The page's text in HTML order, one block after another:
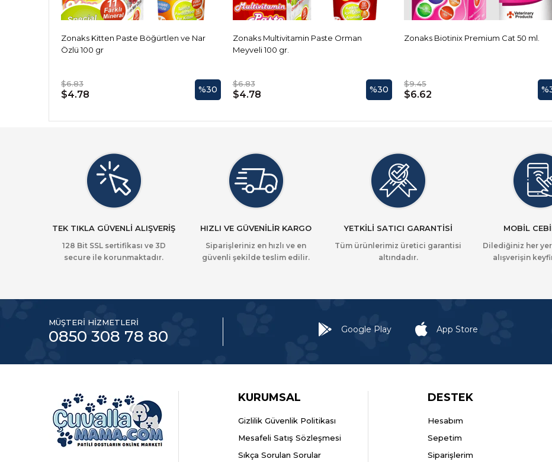
Zonaks Kitten Paste Böğürtlen ve Nar
Özlü 100 gr
$6.83
$4.78 %30
Zonaks Multivitamin Paste Orman
Meyveli 100 gr.
$6.83
$4.78 %30
Zonaks Biotinix Premium Cat 50 ml.
$9.45
$6.62
TEK TIKLA GÜVENLİ ALIŞVERİŞ
128 Bit SSL sertifikası ve 3D
secure ile korunmaktadır.
HIZLI VE GÜVENİLİR KARGO
Siparişleriniz en hızlı ve en
güvenli şekilde teslim edilir.
YETKİLİ SATICI GARANTİSİ
Tüm ürünlerimiz üretici garantisi
altındadır.
MOBİL
Dilediğiniz her
alışverişin
MÜŞTERİ HİZMETLERİ
0850 308 78 80 Google Play App Store
KURUMSAL
Gizlilik Güvenlik Politikası
Mesafeli Satış Sözleşmesi
Sıkça Sorulan Sorular
DESTEK
Hesabım
Sepetim
Siparişlerim